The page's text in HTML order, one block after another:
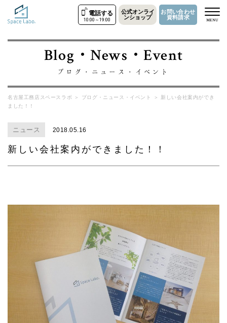
電話する
10:00～19:00
公式オンライ
ンショップ
お問い合わせ
資料請求
MENU
Blog・News・Event
ブログ・ニュース・イベント
名古屋工務店スペースラボ ＞ ブログ・ニュース・イベント ＞
新しい会社案内ができ
ました！！
ニュース 2018.05.16
新しい会社案内ができました！！